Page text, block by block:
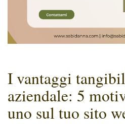
I vantaggi
aziendale: 5
uno sul tuo sito